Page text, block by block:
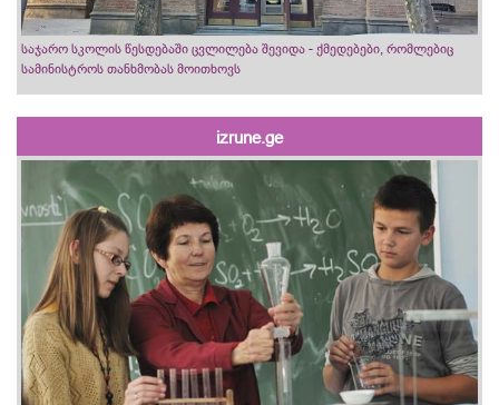
საჯარო სკოლის წესდებაში ცვლილება შევიდა - ქმედებები, რომლებიც
სამინისტროს თანხმობას მოითხოვს
izrune.ge